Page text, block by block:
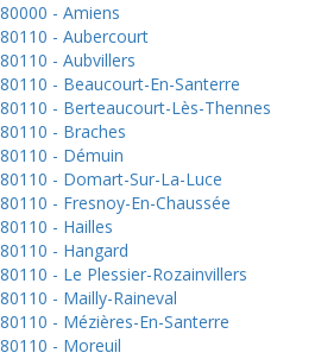
80000 - Amiens
80110 - Aubercourt
80110 - Aubvillers
80110 - Beaucourt-En-Santerre
80110 - Berteaucourt-Lès-Thennes
80110 - Braches
80110 - Démuin
80110 - Domart-Sur-La-Luce
80110 - Fresnoy-En-Chaussée
80110 - Hailles
80110 - Hangard
80110 - Le Plessier-Rozainvillers
80110 - Mailly-Raineval
80110 - Mézières-En-Santerre
80110 - Moreuil